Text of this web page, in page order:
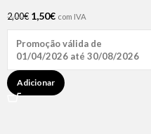
2,00€ 1,50€ com IVA
Promoção válida de
01/04/2026 até 30/08/2026
Adicionar